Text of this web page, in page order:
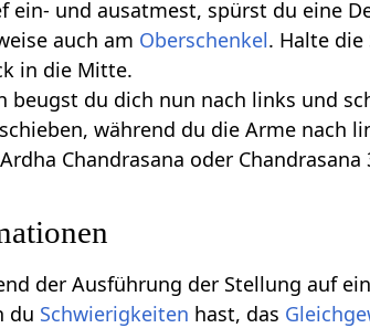
ein- und ausatmest, spürst du eine
auch am Oberschenkel. Halte
in die Mitte.
beugst du dich nun nach links und
während du die Arme nach
Chandrasana oder Chandrasana
der Ausführung der Stellung auf
du Schwierigkeiten hast, das